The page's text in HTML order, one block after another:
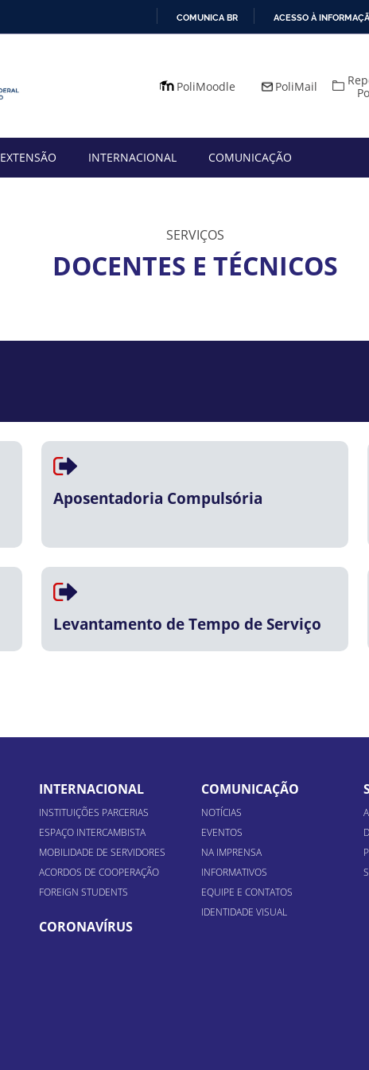
O
COMUNICA BR ACESSO À
PoliMoodle PoliMail
EXTENSÃO INTERNACIONAL COMUNICAÇÃO
SERVIÇOS
DOCENTES E TÉCNICOS
Aposentadoria Compulsória
Levantamento de Tempo de Serviço
INTERNACIONAL
INSTITUIÇÕES PARCERIAS
ESPAÇO INTERCAMBISTA
MOBILIDADE DE SERVIDORES
ACORDOS DE COOPERAÇÃO
FOREIGN STUDENTS
CORONAVÍRUS
COMUNICAÇÃO
NOTÍCIAS
EVENTOS
NA IMPRENSA
INFORMATIVOS
EQUIPE E CONTATOS
IDENTIDADE VISUAL